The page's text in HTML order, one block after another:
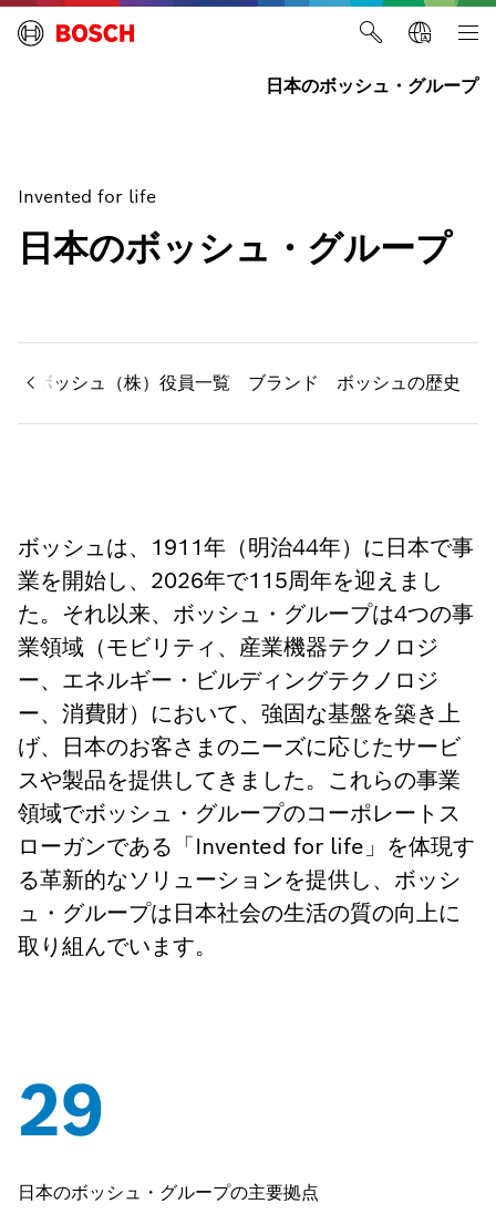
日本のボッシュ・グループ
Invented for life
日本のボッシュ・グループ
ボッシュ（株）役員一覧 ブランド ボッシュの歴史
ボッシュは、1911年（明治44年）に日本で事
業を開始し、2026年で115周年を迎えまし
た。それ以来、ボッシュ・グループは4つの事
業領域（モビリティ、産業機器テクノロジ
ー、エネルギー・ビルディングテクノロジ
ー、消費財）において、強固な基盤を築き上
げ、日本のお客さまのニーズに応じたサービ
スや製品を提供してきました。これらの事業
領域でボッシュ・グループのコーポレートス
ローガンである「Invented for life」を体現す
る革新的なソリューションを提供し、ボッシ
ュ・グループは日本社会の生活の質の向上に
取り組んでいます。
29
日本のボッシュ・グループの主要拠点